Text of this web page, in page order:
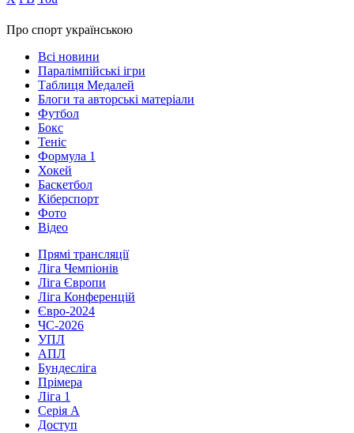
Про спорт українською
Всі новини
Паралімпійські ігри
Таблиця Медалей
Блоги та авторські матеріали
Футбол
Бокс
Теніс
Формула 1
Хокей
Баскетбол
Кіберспорт
Фото
Відео
Прямі трансляції
Ліга Чемпіонів
Ліга Європи
Ліга Конференцій
Євро-2024
ЧС-2026
УПЛ
АПЛ
Бундесліга
Прімера
Ліга 1
Серія А
Доступ